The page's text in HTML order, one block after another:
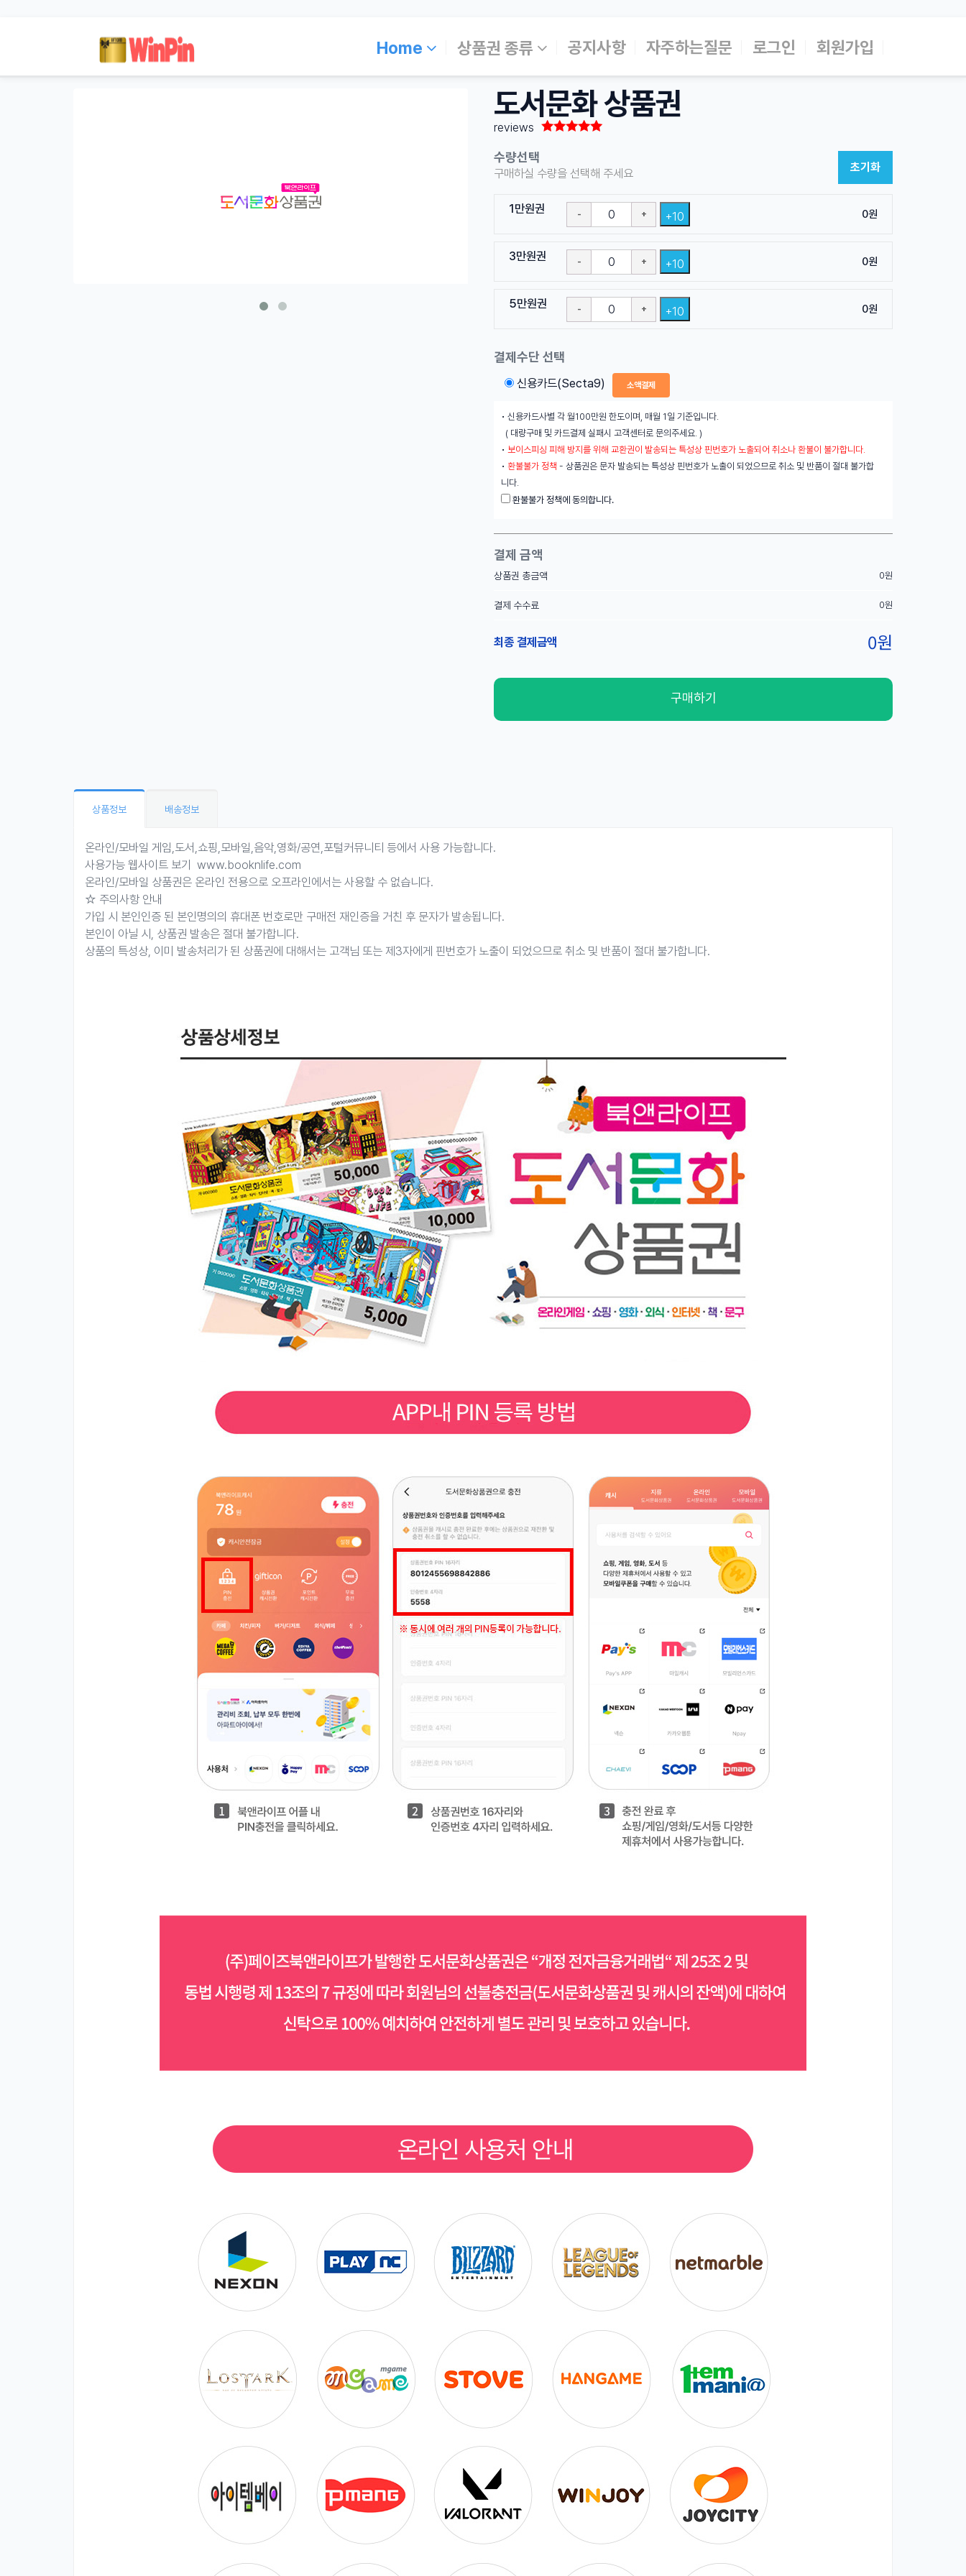
Home 상품권 종류 공지사항 자주하는질문 로그인 회원가입
도서문화 상품권
reviews
of
5
수량선택
초기화
구매하실 수량을 선택해 주세요
1만원권
+10 0원
3만원권
+10 0원
5만원권
+10 0원
결제수단 선택
신용카드(Secta9) 소액결제
• 신용카드사별 각 월100만원 한도이며, 매월 1일 기준입니다.
( 대량구매 및 카드결제 실패시 고객센터로 문의주세요. )
• 보이스피싱 피해 방지를 위해 교환권이 발송되는 특성상 핀번호가 노출되어 취소나 환불이 불가합니다.
• 환불불가 정책 - 상품권은 문자 발송되는 특성상 핀번호가 노출이 되었으므로 취소 및 반품이 절대 불가합
니다.
환불불가 정책에 동의합니다.
결제 금액
상품권 총금액 0원
결제 수수료 0원
최종 결제금액 0원
구매하기
상품정보 배송정보
온라인/모바일 게임,도서,쇼핑,모바일,음악,영화/공연,포털커뮤니티 등에서 사용 가능합니다.
사용가능 웹사이트 보기 www.booknlife.com
온라인/모바일 상품권은 온라인 전용으로 오프라인에서는 사용할 수 없습니다.
☆ 주의사항 안내
가입 시 본인인증 된 본인명의의 휴대폰 번호로만 구매전 재인증을 거친 후 문자가 발송됩니다.
본인이 아닐 시, 상품권 발송은 절대 불가합니다.
상품의 특성상, 이미 발송처리가 된 상품권에 대해서는 고객님 또는 제3자에게 핀번호가 노출이 되었으므로 취소 및 반품이 절대 불가합니다.